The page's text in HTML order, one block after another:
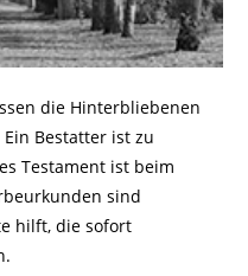
die Hinterbliebenen
Bestatter ist zu
Testament ist beim
sind
hilft, die sofort